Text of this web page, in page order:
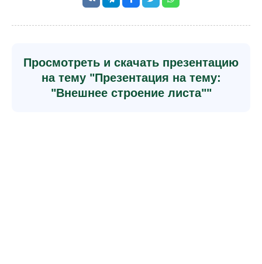
Просмотреть и скачать презентацию
на тему "Презентация на тему:
"Внешнее строение листа""